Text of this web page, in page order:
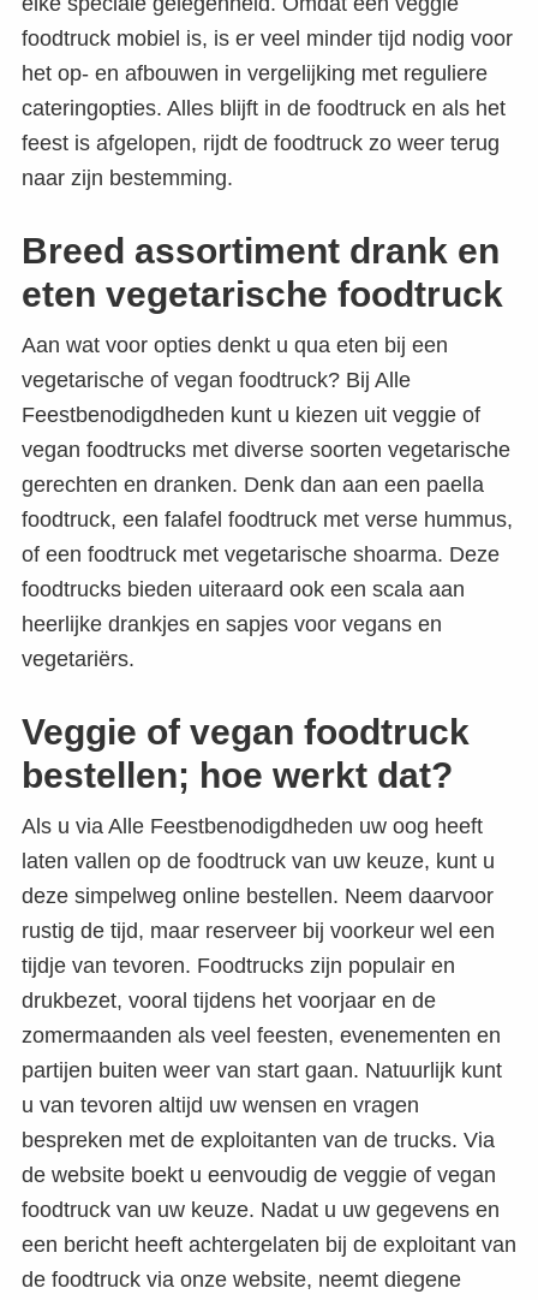
foodtruck mobiel is, is er veel minder tijd nodig voor
het op- en afbouwen in vergelijking met reguliere
cateringopties. Alles blijft in de foodtruck en als het
feest is afgelopen, rijdt de foodtruck zo weer terug
naar zijn bestemming.
Breed assortiment drank en
eten vegetarische foodtruck
Aan wat voor opties denkt u qua eten bij een
vegetarische of vegan foodtruck? Bij Alle
Feestbenodigdheden kunt u kiezen uit veggie of
vegan foodtrucks met diverse soorten vegetarische
gerechten en dranken. Denk dan aan een paella
foodtruck, een falafel foodtruck met verse hummus,
of een foodtruck met vegetarische shoarma. Deze
foodtrucks bieden uiteraard ook een scala aan
heerlijke drankjes en sapjes voor vegans en
vegetariërs.
Veggie of vegan foodtruck
bestellen; hoe werkt dat?
Als u via Alle Feestbenodigdheden uw oog heeft
laten vallen op de foodtruck van uw keuze, kunt u
deze simpelweg online bestellen. Neem daarvoor
rustig de tijd, maar reserveer bij voorkeur wel een
tijdje van tevoren. Foodtrucks zijn populair en
drukbezet, vooral tijdens het voorjaar en de
zomermaanden als veel feesten, evenementen en
partijen buiten weer van start gaan. Natuurlijk kunt
u van tevoren altijd uw wensen en vragen
bespreken met de exploitanten van de trucks. Via
de website boekt u eenvoudig de veggie of vegan
foodtruck van uw keuze. Nadat u uw gegevens en
een bericht heeft achtergelaten bij de exploitant van
de foodtruck via onze website, neemt diegene